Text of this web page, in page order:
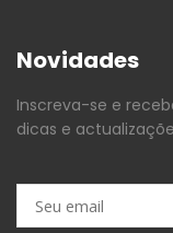
Novidades
Inscreva-se e
dicas e